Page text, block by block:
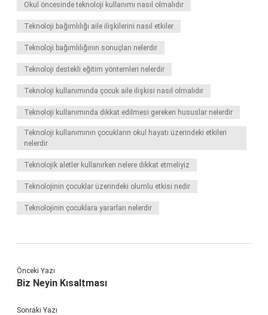
Okul öncesinde teknoloji kullanımı nasıl olmalıdır
Teknoloji bağımlılığı aile ilişkilerini nasıl etkiler
Teknoloji bağımlılığının sonuçları nelerdir
Teknoloji destekli eğitim yöntemleri nelerdir
Teknoloji kullanımında çocuk aile ilişkisi nasıl olmalıdır
Teknoloji kullanımında dikkat edilmesi gereken hususlar nelerdir
Teknoloji kullanımının çocukların okul hayatı üzerindeki etkileri
nelerdir
Teknolojik aletler kullanırken nelere dikkat etmeliyiz
Teknolojinin çocuklar üzerindeki olumlu etkisi nedir
Teknolojinin çocuklara yararları nelerdir
Önceki Yazı
Biz Neyin Kısaltması
Sonraki Yazı